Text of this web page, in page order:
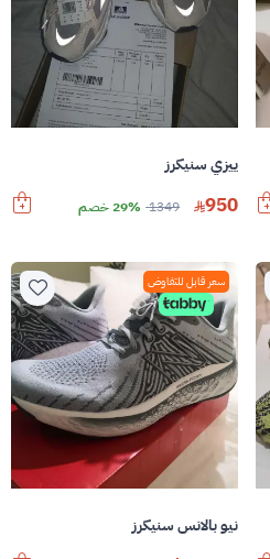
ييزي سنيكرز
950
1349 29% خصم
سعر قابل للتفاوض
نيو بالانس سنيكرز